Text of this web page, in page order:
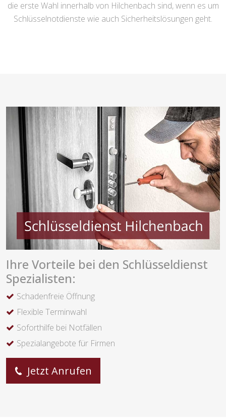
die erste Wahl innerhalb von Hilchenbach sind, wenn es um
Schlüsselnotdienste wie auch Sicherheitslösungen geht.
Ihre Vorteile bei den Schlüsseldienst
Spezialisten:
Schadenfreie Öffnung
Flexible Terminwahl
Soforthilfe bei Notfällen
Spezialangebote für Firmen
Jetzt Anrufen